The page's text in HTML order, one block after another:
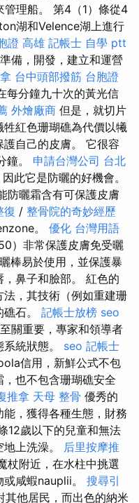
管理船。 第4（1）條從4
湖和Velence湖上進行
證 高雄 記帳士 自學 ptt
備，開發，建立和運營
台中頭部撥筋 台胞證
每分鐘九十次的黃光信
外燴廠商 但是，就切片
紅色珊瑚礁為代價以犧
自己的皮膚。 它很容
鐘。 申請台灣公司 台北
此它是防曬的好機會。
防曬霜含有可保護皮膚
復 / 整骨院的奇妙經歷
。 優化 台灣用語
）非常保護皮膚免受曬
棒易於使用，並保護暴
鼻子和臉部。 紅色的
，其技術（例如重建珊
石。 記帳士放榜 seo
關重要，專家和領導者
統狀態。 seo 記帳士
信用，新鮮公式不包
也不包含珊瑚礁安全
推拿 天母 整骨 優秀的
，獲得各種生態，財務
12歲以下的兒童和無法
上洗澡。 后里按摩推
杖附近，在水柱中挑選
咸蝦nauplii。 搜尋引
其他居民，而出色的納米